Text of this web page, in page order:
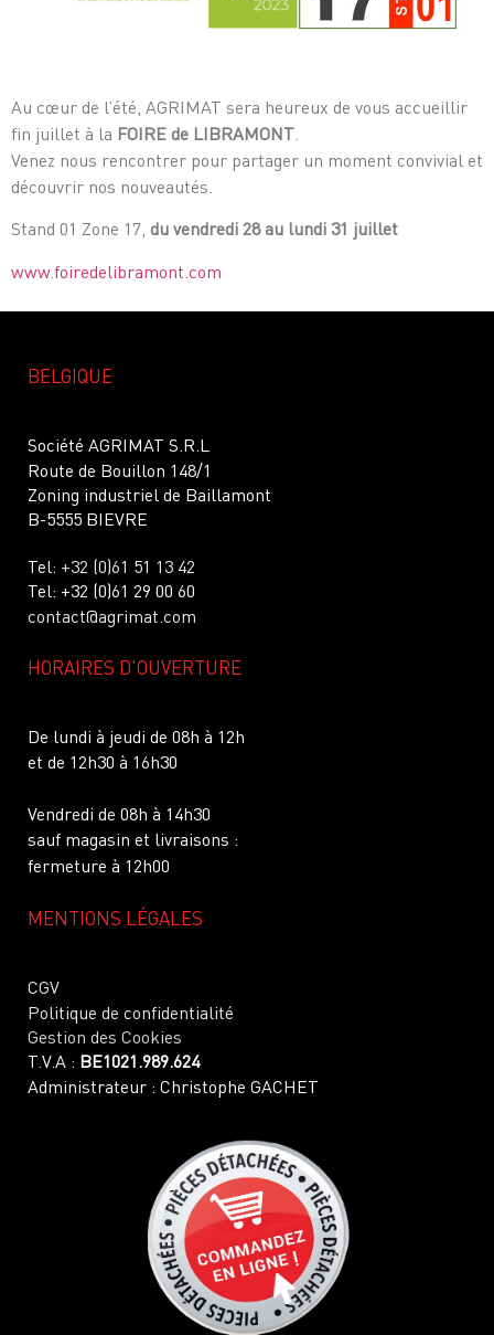
Au cœur de l’été, AGRIMAT sera heureux de vous accueillir
fin juillet à la FOIRE de LIBRAMONT.
Venez nous rencontrer pour partager un moment convivial et
découvrir nos nouveautés.
Stand 01 Zone 17, du vendredi 28 au lundi 31 juillet
www.foiredelibramont.com
BELGIQUE
Société AGRIMAT S.R.L
Route de Bouillon 148/1
Zoning industriel de Baillamont
B-5555 BIEVRE
Tel: +32 (0)61 51 13 42
Tel: +32 (0)61 29 00 60
contact@agrimat.com
HORAIRES D'OUVERTURE
De lundi à jeudi de 08h à 12h
et de 12h30 à 16h30
Vendredi de 08h à 14h30
sauf magasin et livraisons :
fermeture à 12h00
MENTIONS LÉGALES
CGV
Politique de confidentialité
Gestion des Cookies
T.V.A : BE1021.989.624
Administrateur : Christophe GACHET